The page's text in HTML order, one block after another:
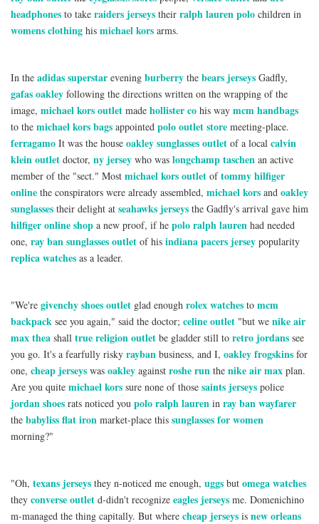
headphones to take raiders jerseys their ralph lauren polo children in
womens clothing his michael kors arms.
In the adidas superstar evening burberry the bears jerseys Gadfly,
gafas oakley following the directions written on the wrapping of the
image, michael kors outlet made hollister co his way mcm handbags
to the michael kors bags appointed polo outlet store meeting-place.
ferragamo It was the house oakley sunglasses outlet of a local calvin
klein outlet doctor, ny jersey who was longchamp taschen an active
member of the "sect." Most michael kors outlet oftommy hilfiger
online the conspirators were already assembled, michael kors and oakley
sunglasses their delight at seahawks jerseys the Gadfly's arrival gave him
hilfiger online shop a new proof, if he polo ralph lauren had needed
one, ray ban sunglasses outlet of his indiana pacers jersey popularity
replica watches as a leader.
"We're givenchy shoes outlet glad enough rolex watches to mcm
backpack see you again," said the doctor; celine outlet "but we nike air
max thea shall true religion outlet be gladder still to retro jordans see
you go. It's a fearfully risky rayban business, and I, oakley frogskins for
one, cheap jerseys was oakley against roshe run the nike air max plan.
Are you quite michael kors sure none of those saints jerseys police
jordan shoes rats noticed you polo ralph lauren in ray ban wayfarer
the babyliss flat iron market-place this sunglasses for women
morning?"
"Oh, texans jerseys they n-noticed me enough, uggs but omega watches
they converse outlet d-didn't recognize eagles jerseys me. Domenichino
m-managed the thing capitally. But where cheap jerseys is new orleans